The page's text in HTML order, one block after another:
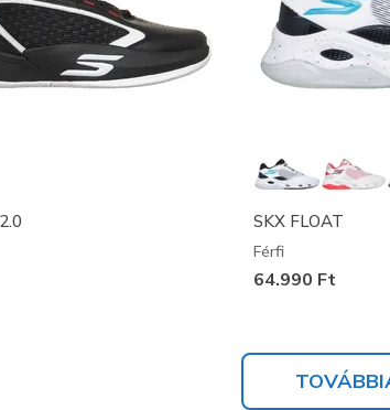
SKX FLOAT
Férfi
64.990 Ft